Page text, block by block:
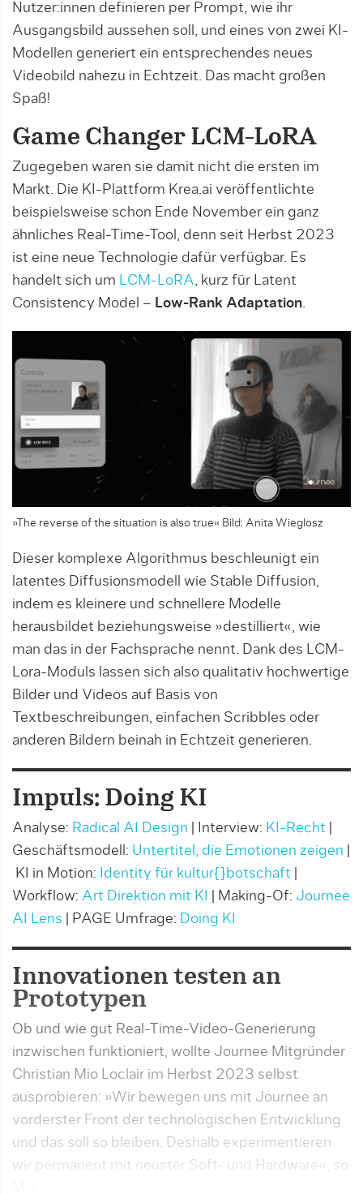
Nutzer:innen definieren per Prompt, wie ihr
Ausgangsbild aussehen soll, und eines von zwei KI-
Modellen generiert ein entsprechendes neues
Videobild nahezu in Echtzeit. Das macht großen
Spaß!
Game Changer LCM-LoRA
Zugegeben waren sie damit nicht die ersten im
Markt. Die KI-Plattform Krea.ai veröffentlichte
beispielsweise schon Ende November ein ganz
ähnliches Real-Time-Tool, denn seit Herbst 2023
ist eine neue Technologie dafür verfügbar. Es
handelt sich um LCM-LoRA, kurz für Latent
Consistency Model – Low-Rank Adaptation.
»The reverse of the situation is also true« Bild: Anita Wieglosz
Dieser komplexe Algorithmus beschleunigt ein
latentes Diffusionsmodell wie Stable Diffusion,
indem es kleinere und schnellere Modelle
herausbildet beziehungsweise »destilliert«, wie
man das in der Fachsprache nennt. Dank des LCM-
Lora-Moduls lassen sich also qualitativ hochwertige
Bilder und Videos auf Basis von
Textbeschreibungen, einfachen Scribbles oder
anderen Bildern beinah in Echtzeit generieren.
Impuls: Doing KI
Analyse: Radical AI Design | Interview: KI-Recht
Geschäftsmodell: Untertitel, die Emotionen zeigen
KI in Motion:
Identity für kultur{}botschaft
Workflow: Art Direktion mit KI | Making-Of: Journee
AI Lens | PAGE Umfrage: Doing KI
Innovationen testen an
Prototypen
Ob und wie gut Real-Time-Video-Generierung
inzwischen funktioniert, wollte Journee Mitgründer
Christian Mio Loclair im Herbst 2023 selbst
ausprobieren: »Wir bewegen uns mit Journee an
vorderster Front der technologischen Entwicklung
und das soll so bleiben. Deshalb experimentieren
wir permanent mit neuster Soft- und Hardware«, so